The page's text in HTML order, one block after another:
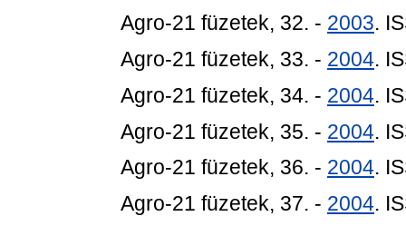
Agro-21 füzetek, 32. - 2003.
Agro-21 füzetek, 33. - 2004.
Agro-21 füzetek, 34. - 2004.
Agro-21 füzetek, 35. - 2004.
Agro-21 füzetek, 36. - 2004.
Agro-21 füzetek, 37. - 2004.